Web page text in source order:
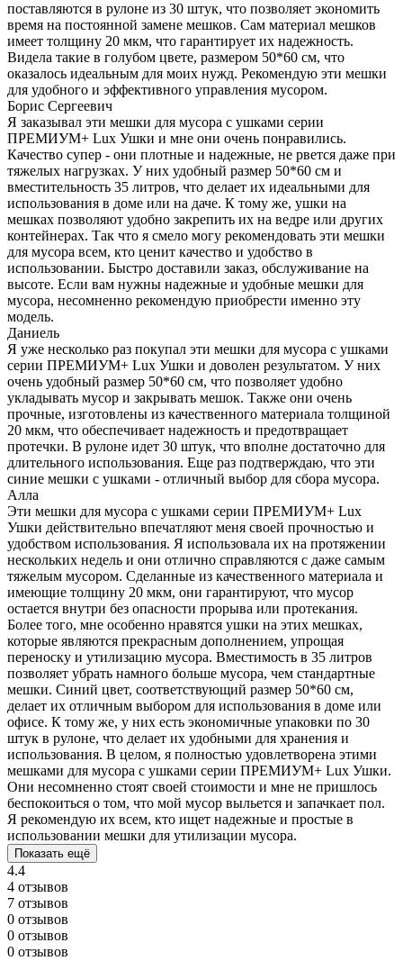
поставляются в рулоне из 30 штук, что позволяет экономить
время на постоянной замене мешков. Сам материал мешков
имеет толщину 20 мкм, что гарантирует их надежность.
Видела такие в голубом цвете, размером 50*60 см, что
оказалось идеальным для моих нужд. Рекомендую эти мешки
для удобного и эффективного управления мусором.
Борис Сергеевич
Я заказывал эти мешки для мусора с ушками серии
ПРЕМИУМ+ Lux Ушки и мне они очень понравились.
Качество супер - они плотные и надежные, не рвется даже при
тяжелых нагрузках. У них удобный размер 50*60 см и
вместительность 35 литров, что делает их идеальными для
использования в доме или на даче. К тому же, ушки на
мешках позволяют удобно закрепить их на ведре или других
контейнерах. Так что я смело могу рекомендовать эти мешки
для мусора всем, кто ценит качество и удобство в
использовании. Быстро доставили заказ, обслуживание на
высоте. Если вам нужны надежные и удобные мешки для
мусора, несомненно рекомендую приобрести именно эту
модель.
Даниель
Я уже несколько раз покупал эти мешки для мусора с ушками
серии ПРЕМИУМ+ Lux Ушки и доволен результатом. У них
очень удобный размер 50*60 см, что позволяет удобно
укладывать мусор и закрывать мешок. Также они очень
прочные, изготовлены из качественного материала толщиной
20 мкм, что обеспечивает надежность и предотвращает
протечки. В рулоне идет 30 штук, что вполне достаточно для
длительного использования. Еще раз подтверждаю, что эти
синие мешки с ушками - отличный выбор для сбора мусора.
Алла
Эти мешки для мусора с ушками серии ПРЕМИУМ+ Lux
Ушки действительно впечатляют меня своей прочностью и
удобством использования. Я использовала их на протяжении
нескольких недель и они отлично справляются с даже самым
тяжелым мусором. Сделанные из качественного материала и
имеющие толщину 20 мкм, они гарантируют, что мусор
остается внутри без опасности прорыва или протекания.
Более того, мне особенно нравятся ушки на этих мешках,
которые являются прекрасным дополнением, упрощая
переноску и утилизацию мусора. Вместимость в 35 литров
позволяет убрать намного больше мусора, чем стандартные
мешки. Синий цвет, соответствующий размер 50*60 см,
делает их отличным выбором для использования в доме или
офисе. К тому же, у них есть экономичные упаковки по 30
штук в рулоне, что делает их удобными для хранения и
использования. В целом, я полностью удовлетворена этими
мешками для мусора с ушками серии ПРЕМИУМ+ Lux Ушки.
Они несомненно стоят своей стоимости и мне не пришлось
беспокоиться о том, что мой мусор выльется и запачкает пол.
Я рекомендую их всем, кто ищет надежные и простые в
использовании мешки для утилизации мусора.
Показать ещё
4.4
4 отзывов
7 отзывов
0 отзывов
0 отзывов
0 отзывов